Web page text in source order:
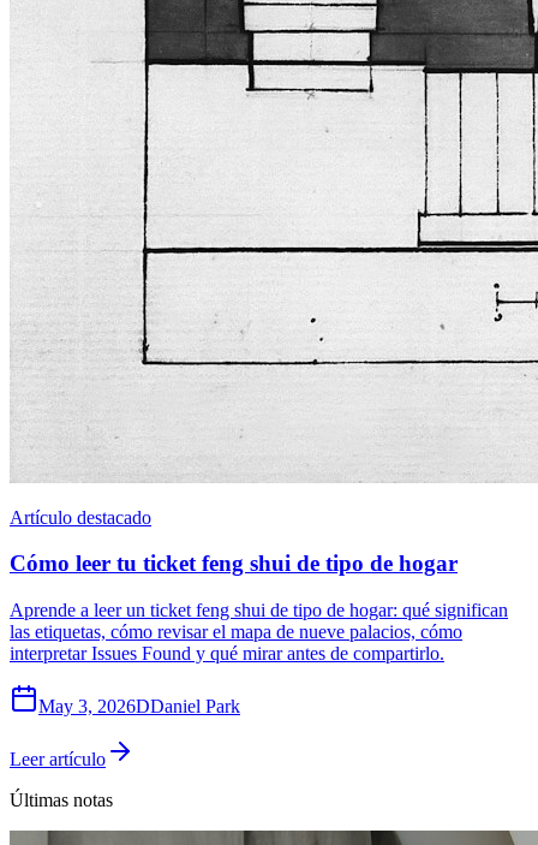
Artículo destacado
Cómo leer tu ticket feng shui de tipo de hogar
Aprende a leer un ticket feng shui de tipo de hogar: qué significan
las etiquetas, cómo revisar el mapa de nueve palacios, cómo
interpretar Issues Found y qué mirar antes de compartirlo.
May 3, 2026DDaniel Park
Leer artículo
Últimas notas